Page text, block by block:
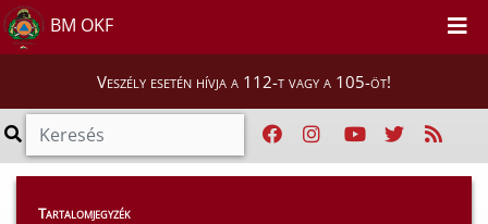
BM OKF
Veszély esetén hívja a 112-t vagy a 105-öt!
Tartalomjegyzék